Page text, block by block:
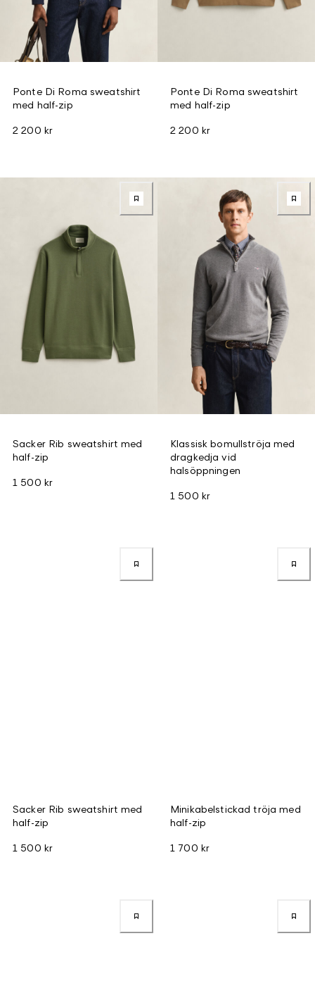
Ponte Di Roma sweatshirt
med half-zip
2 200 kr
Ponte Di Roma sweatshirt
med half-zip
2 200 kr
Sacker Rib sweatshirt med
half-zip
1 500 kr
Klassisk bomullströja med
dragkedja vid
halsöppningen
1 500 kr
Sacker Rib sweatshirt med
half-zip
1 500 kr
Minikabelstickad tröja med
half-zip
1 700 kr